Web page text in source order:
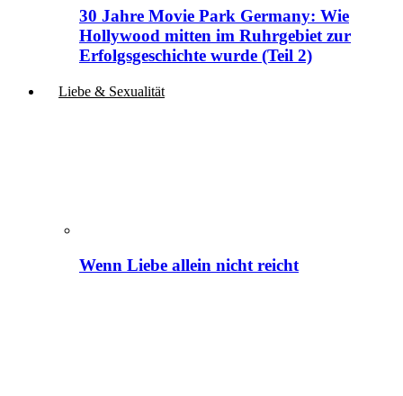
30 Jahre Movie Park Germany: Wie
Hollywood mitten im Ruhrgebiet zur
Erfolgsgeschichte wurde (Teil 2)
Liebe & Sexualität
Wenn Liebe allein nicht reicht